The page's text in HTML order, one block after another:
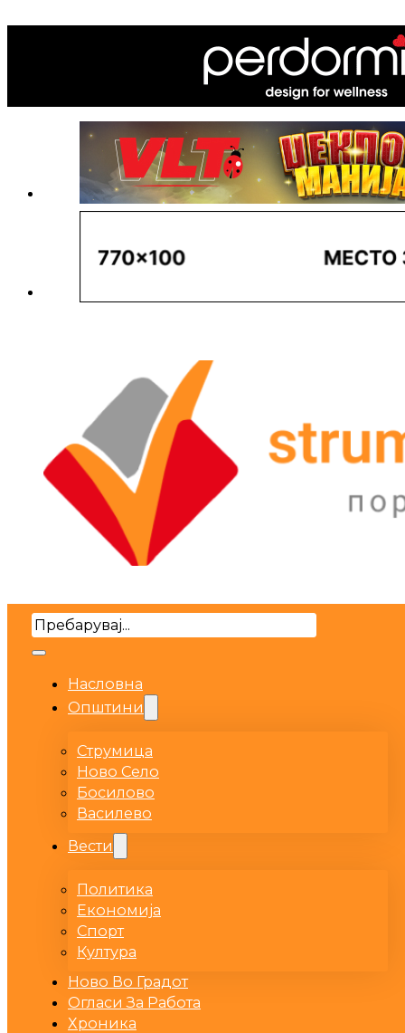
Search
Насловна
Општини
Струмица
Ново Село
Босилово
Василево
Вести
Политика
Економија
Спорт
Култура
Ново Во Градот
Огласи За Работа
Хроника